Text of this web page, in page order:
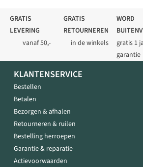
GRATIS
LEVERING
vanaf 50,-
GRATIS
RETOURNEREN
in de winkels
WORD
gratis 1
garantie
KLANTENSERVICE
Bestellen
Betalen
Bezorgen & afhalen
Retourneren & ruilen
Bestelling herroepen
Garantie & reparatie
Actievoorwaarden